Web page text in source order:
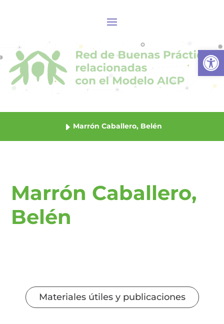
Marrón Caballero, Belén
Marrón Caballero,
Belén
Materiales útiles y publicaciones